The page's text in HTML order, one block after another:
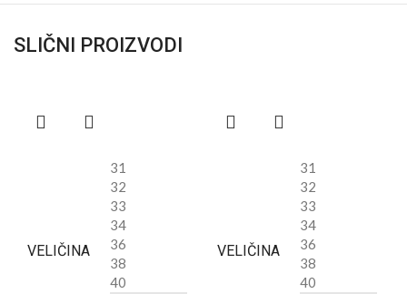
SLIČNI PROIZVODI
VELIČINA
31
32
33
34
36
38
40
VELIČINA
31
32
33
34
36
38
40